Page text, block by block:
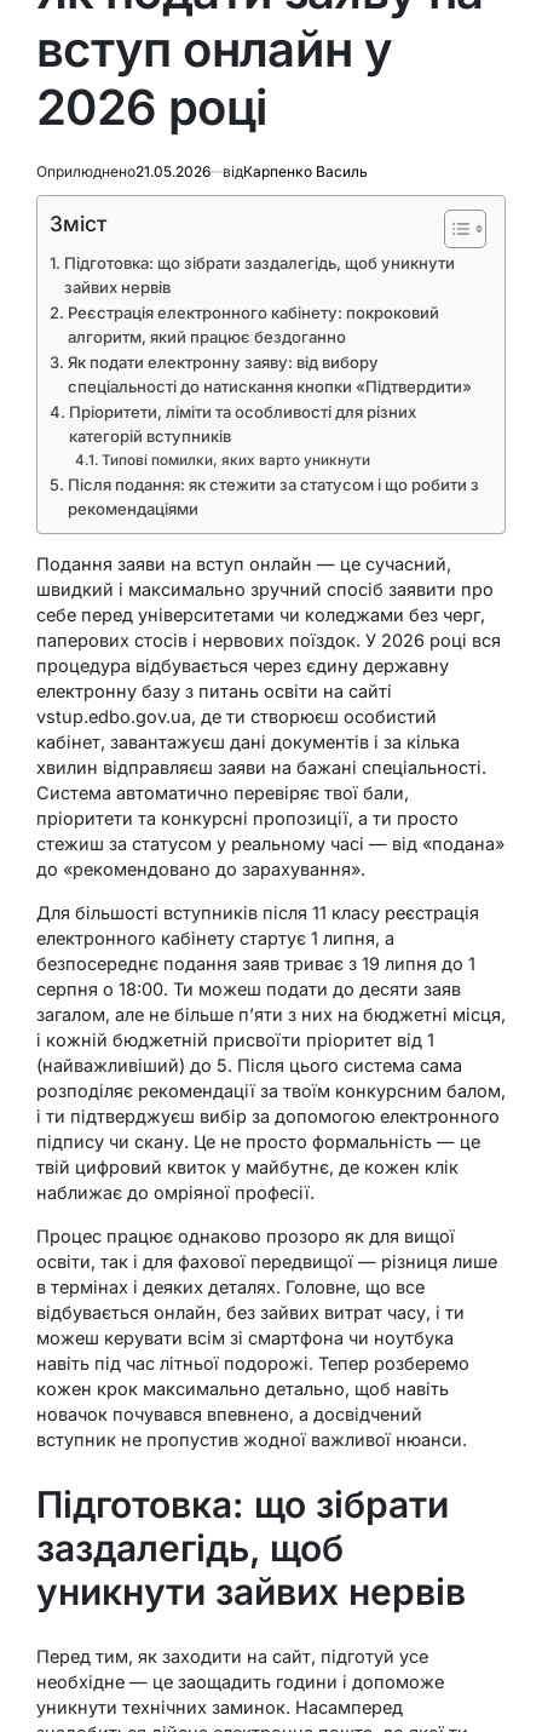
вступ онлайн у
2026 році
Оприлюднено21.05.2026 відКарпенко Василь
Зміст
Підготовка: що зібрати заздалегідь, щоб уникнути
зайвих нервів
Реєстрація електронного кабінету: покроковий
алгоритм, який працює бездоганно
Як подати електронну заяву: від вибору
спеціальності до натискання кнопки «Підтвердити»
Пріоритети, ліміти та особливості для різних
категорій вступників
Типові помилки, яких варто уникнути
Після подання: як стежити за статусом і що робити з
рекомендаціями
Подання заяви на вступ онлайн — це сучасний,
швидкий і максимально зручний спосіб заявити про
себе перед університетами чи коледжами без черг,
паперових стосів і нервових поїздок. У 2026 році вся
процедура відбувається через єдину державну
електронну базу з питань освіти на сайті
vstup.edbo.gov.ua, де ти створюєш особистий
кабінет, завантажуєш дані документів і за кілька
хвилин відправляєш заяви на бажані спеціальності.
Система автоматично перевіряє твої бали,
пріоритети та конкурсні пропозиції, а ти просто
стежиш за статусом у реальному часі — від «подана»
до «рекомендовано до зарахування».
Для більшості вступників після 11 класу реєстрація
електронного кабінету стартує 1 липня, а
безпосереднє подання заяв триває з 19 липня до 1
серпня о 18:00. Ти можеш подати до десяти заяв
загалом, але не більше п’яти з них на бюджетні місця,
і кожній бюджетній присвоїти пріоритет від 1
(найважливіший) до 5. Після цього система сама
розподіляє рекомендації за твоїм конкурсним балом,
і ти підтверджуєш вибір за допомогою електронного
підпису чи скану. Це не просто формальність — це
твій цифровий квиток у майбутнє, де кожен клік
наближає до омріяної професії.
Процес працює однаково прозоро як для вищої
освіти, так і для фахової передвищої — різниця лише
в термінах і деяких деталях. Головне, що все
відбувається онлайн, без зайвих витрат часу, і ти
можеш керувати всім зі смартфона чи ноутбука
навіть під час літньої подорожі. Тепер розберемо
кожен крок максимально детально, щоб навіть
новачок почувався впевнено, а досвідчений
вступник не пропустив жодної важливої нюанси.
Підготовка: що зібрати
заздалегідь, щоб
уникнути зайвих нервів
Перед тим, як заходити на сайт, підготуй усе
необхідне — це заощадить години і допоможе
уникнути технічних заминок. Насамперед